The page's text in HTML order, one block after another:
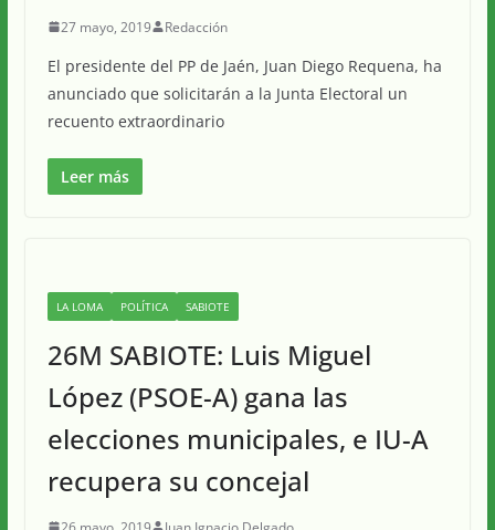
27 mayo, 2019 Redacción
El presidente del PP de Jaén, Juan Diego Requena, ha
anunciado que solicitarán a la Junta Electoral un
recuento extraordinario
Leer más
LA LOMA POLÍTICA SABIOTE
26M SABIOTE: Luis Miguel
López (PSOE-A) gana las
elecciones municipales, e IU-A
recupera su concejal